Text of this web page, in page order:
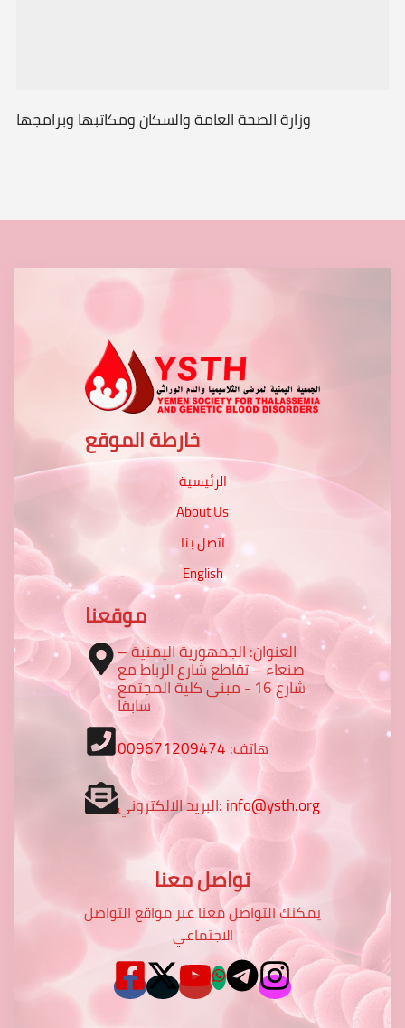
وزارة الصحة العامة والسكان ومكاتبها وبرامجها
خارطة الموقع
الرئيسية
About Us
اتصل بنا
English
موقعنا
العنوان: الجمهورية اليمنية –
صنعاء – تقاطع شارع الرباط مع
شارع 16 - مبنى كلية المجتمع
سابقا
هاتف:009671209474
البريد الالكتروني:info@ysth.org
تواصل معنا
يمكنك التواصل معنا عبر مواقع التواصل
الاجتماعي